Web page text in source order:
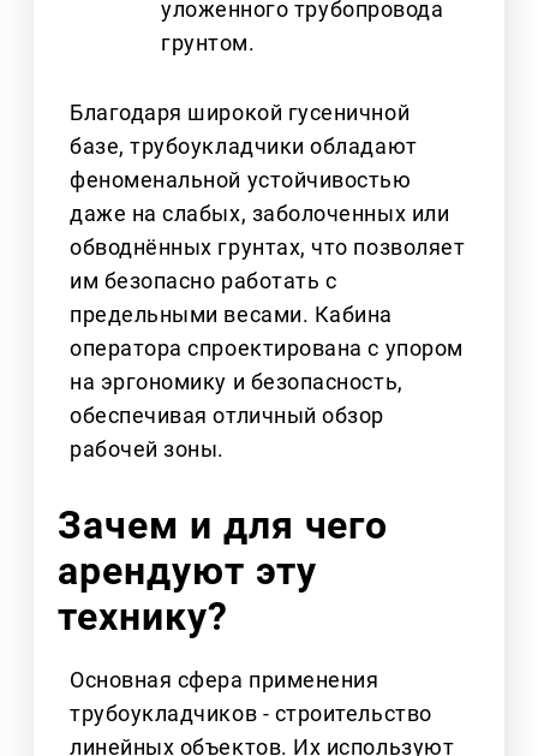
уложенного трубопровода
грунтом.
Благодаря широкой гусеничной
базе, трубоукладчики обладают
феноменальной устойчивостью
даже на слабых, заболоченных или
обводнённых грунтах, что позволяет
им безопасно работать с
предельными весами. Кабина
оператора спроектирована с упором
на эргономику и безопасность,
обеспечивая отличный обзор
рабочей зоны.
Зачем и для чего
арендуют эту
технику?
Основная сфера применения
трубоукладчиков - строительство
линейных объектов. Их используют